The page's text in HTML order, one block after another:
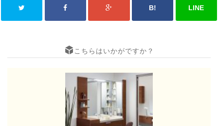
B! LINE
こちらはいかがですか？